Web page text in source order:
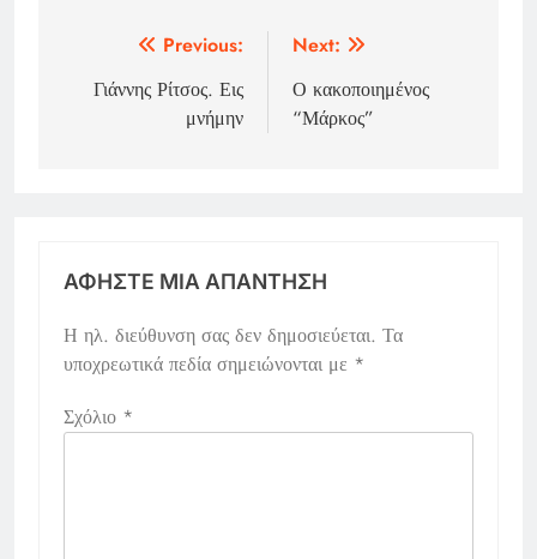
Πλοήγηση
άρθρων
Previous:
Γιάννης Ρίτσος. Εις
μνήμην
Next:
Ο κακοποιημένος
“Μάρκος”
ΑΦΉΣΤΕ ΜΙΑ ΑΠΆΝΤΗΣΗ
Η ηλ. διεύθυνση σας δεν δημοσιεύεται. Τα
υποχρεωτικά πεδία σημειώνονται με *
Σχόλιο *